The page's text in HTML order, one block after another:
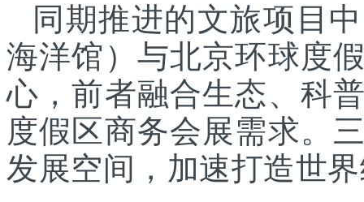
同期推进的文旅项目
海洋馆）与北京环球度
心，前者融合生态、科
度假区商务会展需求。
发展空间，加速打造世